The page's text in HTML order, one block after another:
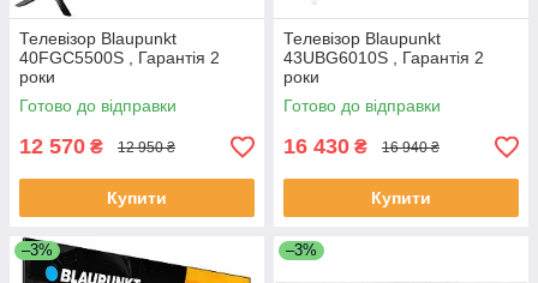
Телевізор Blaupunkt
40FGC5500S , Гарантія 2
роки
Готово до відправки
12 570 ₴ 12 950 ₴
Купити
Телевізор Blaupunkt
43UBG6010S , Гарантія 2
роки
Готово до відправки
16 430 ₴ 16 940 ₴
Купити
–3% –3%